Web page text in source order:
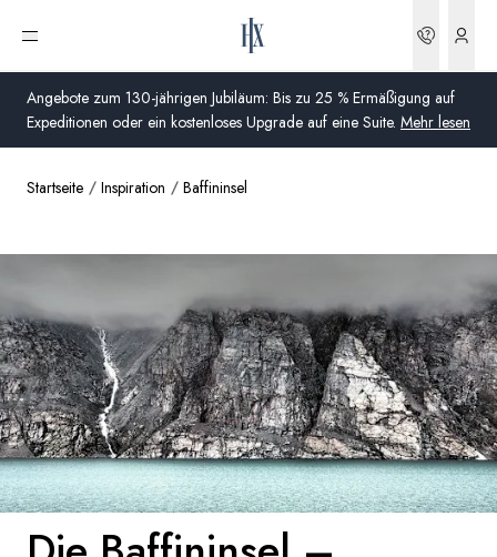
Angebote zum 130-jährigen Jubiläum: Bis zu 25 % Ermäßigung auf
Expeditionen oder ein kostenloses Upgrade auf eine Suite. Mehr lesen
Menü öffnen
Deutschland
und Nordirland)
USA
Deutschland
Schweiz
Global
Startseite Inspiration Baffininsel